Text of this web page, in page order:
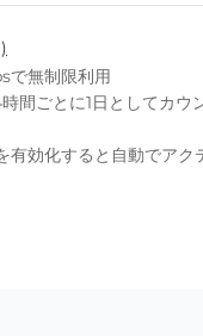
で無制限利用
間ごとに1日としてカウ
効化すると自動でアク